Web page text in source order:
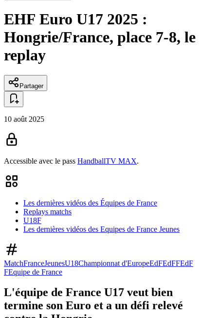
EHF Euro U17 2025 :
Hongrie/France, place 7-8, le
replay
Partager
10 août 2025
Accessible avec le pass HandballTV MAX.
Les dernières vidéos des Équipes de France
Replays matchs
U18F
Les dernières vidéos des Equipes de France Jeunes
MatchFranceJeunesU18Championnat d'EuropeEdFEdFFEdF
FEquipe de France
L'équipe de France U17 veut bien
termine son Euro et a un défi relevé